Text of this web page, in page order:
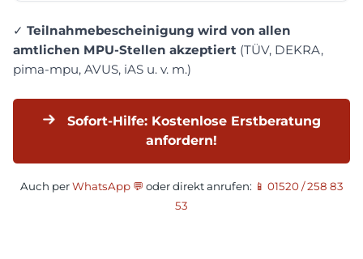
✓ Teilnahmebescheinigung wird von allen
amtlichen MPU-Stellen akzeptiert (TÜV, DEKRA,
pima-mpu, AVUS, iAS u. v. m.)
Sofort-Hilfe: Kostenlose Erstberatung
anfordern!
Auch perWhatsApp 💬 oder direkt anrufen: 📱 01520 / 258 83
53